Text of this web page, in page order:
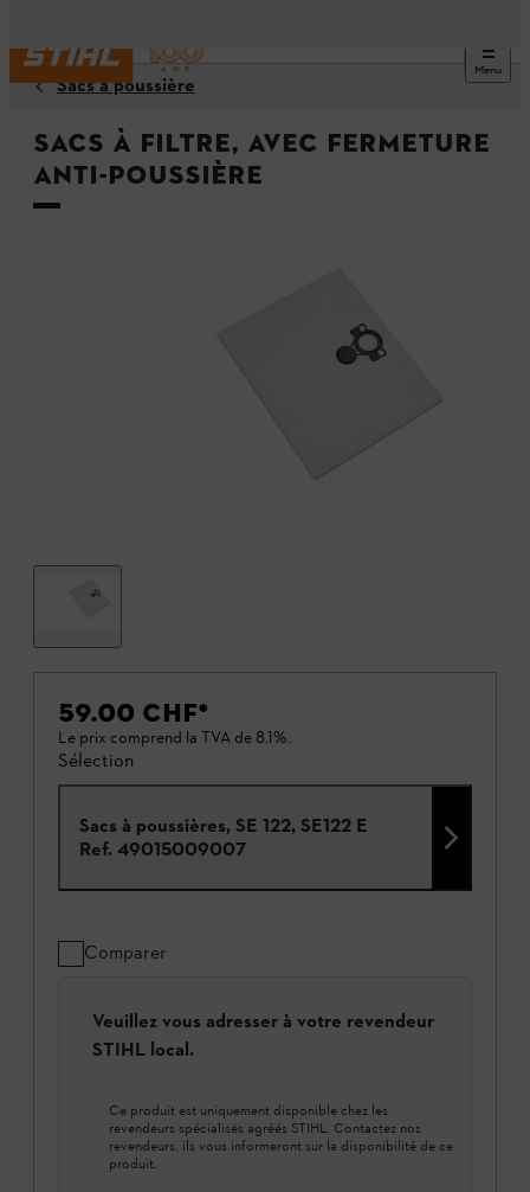
Menu
Sacs à poussière
Sacs à filtre, avec fermeture
anti-poussière
59.00 CHF*
Le prix comprend la TVA de 8.1%.
Sélection
Sacs à poussières, SE 122, SE122 E
Ref. 49015009007
Comparer
Veuillez vous adresser à votre revendeur
STIHL local.
Ce produit est uniquement disponible chez les
revendeurs spécialisés agréés STIHL. Contactez nos
revendeurs, ils vous informeront sur la disponibilité de ce
produit.